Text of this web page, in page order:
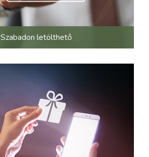
Szabadon letölthető